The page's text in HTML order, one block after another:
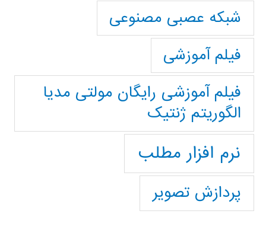
شبکه عصبی مصنوعی
فیلم آموزشی
فیلم آموزشی رایگان مولتی مدیا
الگوریتم ژنتیک
نرم افزار مطلب
پردازش تصویر